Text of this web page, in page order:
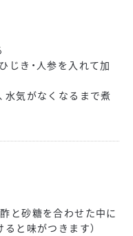
じき・人参を入れて加
水気がなくなるまで煮
と砂糖を合わせた中に
と味がつきます）